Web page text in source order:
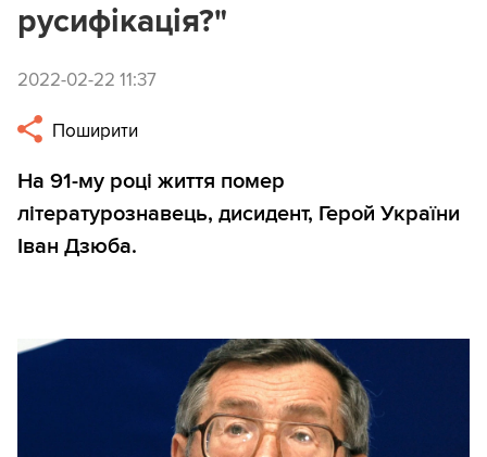
русифікація?"
2022-02-22 11:37
Поширити
На 91-му році життя помер
літературознавець, дисидент, Герой України
Іван Дзюба.